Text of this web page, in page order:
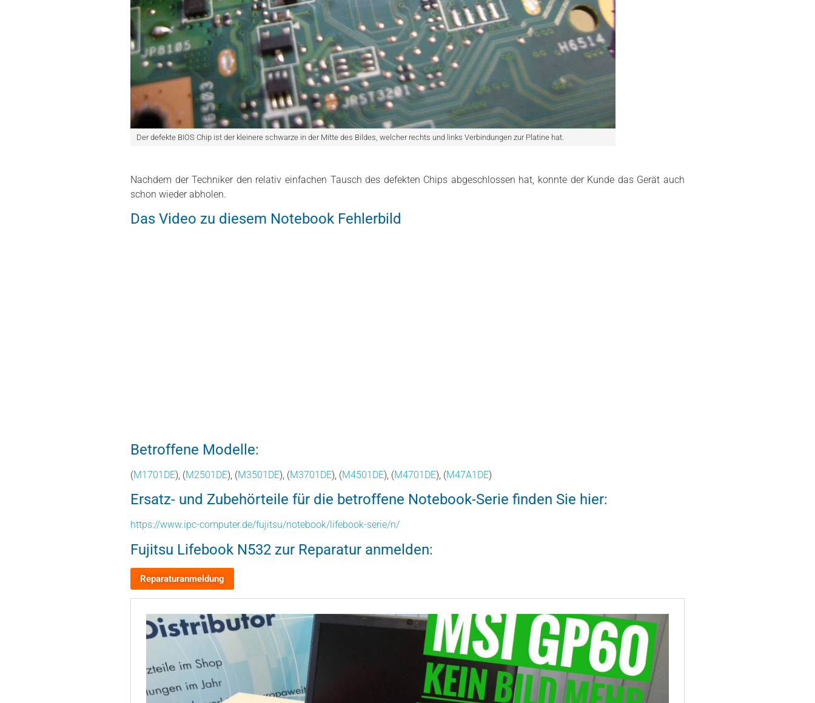
Der defekte BIOS Chip ist der kleinere schwarze in der Mitte des Bildes, welcher rechts und links Verbindungen zur Platine hat.
Nachdem der Techniker den relativ einfachen Tausch des defekten Chips abgeschlossen hat, konnte der Kunde das Gerät auch
schon wieder abholen.
Das Video zu diesem Notebook Fehlerbild
Betroffene Modelle:
(M1701DE), (M2501DE), (M3501DE), (M3701DE), (M4501DE), (M4701DE), (M47A1DE)
Ersatz- und Zubehörteile für die betroffene Notebook-Serie finden Sie hier:
https://www.ipc-computer.de/fujitsu/notebook/lifebook-serie/n/
Fujitsu Lifebook N532 zur Reparatur anmelden: